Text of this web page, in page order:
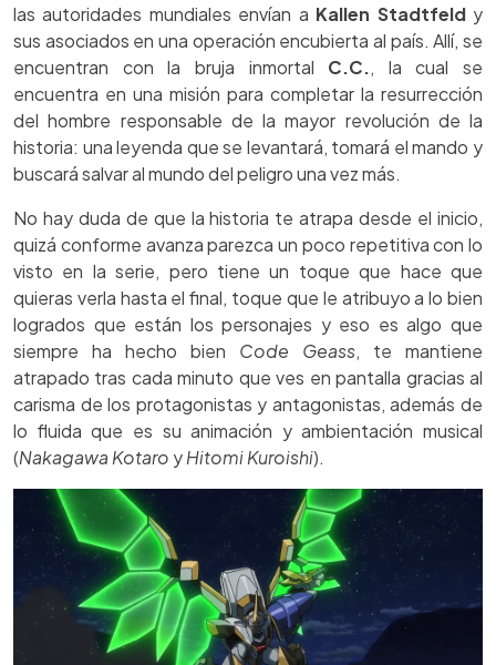
las autoridades mundiales envían a Kallen Stadtfeldy
sus asociados en una operación encubierta al país. Allí, se
encuentran con la bruja inmortal C.C., la cual se
encuentra en una misión para completar la resurrección
del hombre responsable de la mayor revolución de la
historia: una leyenda que se levantará, tomará el mando y
buscará salvar al mundo del peligro una vez más.
No hay duda de que la historia te atrapa desde el inicio,
quizá conforme avanza parezca un poco repetitiva con lo
visto en la serie, pero tiene un toque que hace que
quieras verla hasta el final, toque que le atribuyo a lo bien
logrados que están los personajes y eso es algo que
siempre ha hecho bien Code Geass, te mantiene
atrapado tras cada minuto que ves en pantalla gracias al
carisma de los protagonistas y antagonistas, además de
lo fluida que es su animación y ambientación musical
(Nakagawa Kotaro yHitomi Kuroishi).